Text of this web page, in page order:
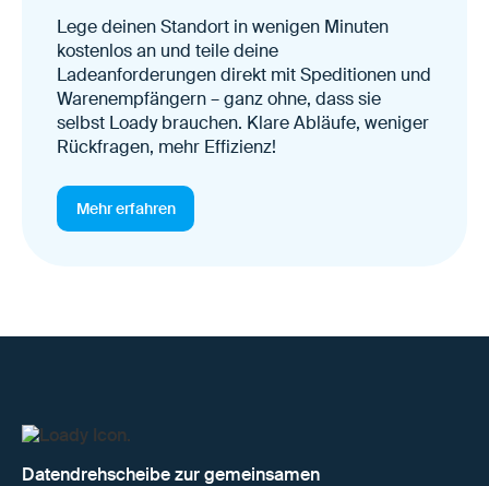
Lege deinen Standort in wenigen Minuten
kostenlos an und teile deine
Ladeanforderungen direkt mit Speditionen und
Warenempfängern – ganz ohne, dass sie
selbst Loady brauchen. Klare Abläufe, weniger
Rückfragen, mehr Effizienz!
Mehr erfahren
Datendrehscheibe zur gemeinsamen